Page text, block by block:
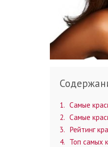
1
Самые
2
Самые
3
Рейтинг
4
Топ самых